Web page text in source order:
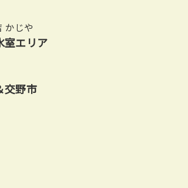
かじや
室エリア
交野市